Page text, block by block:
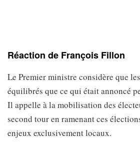
Réaction de François Fillon
Le Premier ministre considère que
équilibrés que ce qui était annoncé
Il appelle à la mobilisation des
second tour en ramenant ces
enjeux exclusivement locaux.